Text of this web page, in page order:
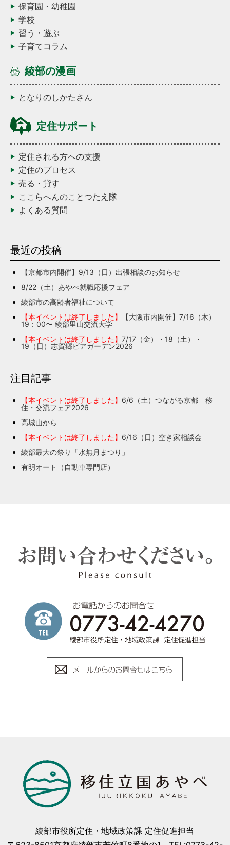
保育園・幼稚園
学校
習う・遊ぶ
子育てコラム
綾部の漫画
となりのしかたさん
定住サポート
定住される方への支援
定住のプロセス
売る・貸す
ここらへんのことつたえ隊
よくある質問
最近の投稿
【京都市内開催】9/13（日）出張相談のお知らせ
8/22（土）あやべ就職応援フェア
綾部市の高齢者福祉について
【本イベントは終了しました】
【大阪市内開催】7/16（木）
19：00〜 綾部里山交流大学
【本イベントは終了しました】 7/17（金）・18（土）・
19（日）志賀郷ビアガーデン2026
注目記事
【本イベントは終了しました】 6/6（土）つながる京都 移
住・交流フェア2026
高城山から
【本イベントは終了しました】 6/16（日）空き家相談会
綾部最大の祭り「水無月まつり」
有明オート（自動車専門店）
綾部市役所定住・地域政策課 定住促進担当